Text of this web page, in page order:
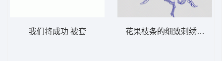
我们将成功 被套 花果枝条的细致刺